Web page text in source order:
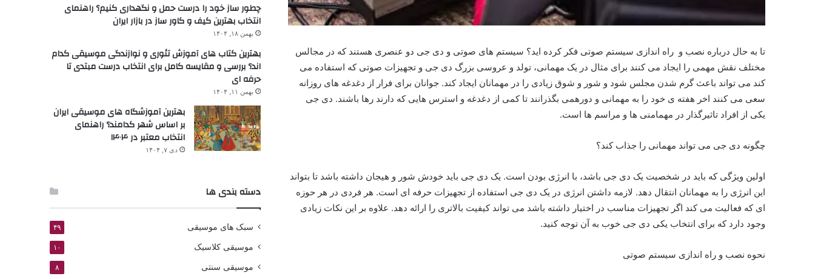
تا به حال درباره نصب و راه اندازی سیستم صوتی فکر کرده اید؟ سیستم های صوتی و دی جی دو عنصری هستند که در مجالس
مختلف نقش مهمی را ایجاد می کنند برای مثال در یک مهمانی، تولد و عروسی بزرگ دی جی و تجهیزات صوتی که استفاده می
کند می تواند باعث گرم شدن مجلس شود و شور و شوق زیادی را در مهمانان ایجاد کند. جوانان برای فرار از دغدغه های روزانه
سعی می کنند اخر هفته ی خود را به مهمانی و دورهمی بگذرانند تا کمی از دغدغه و استرس هایی که دارند رها باشند. دی جی
یکی از افراد تاثیرگذار در مهمامنی ها و مراسم ها است.
چگونه دی جی می تواند مهمانی را جذاب کند؟
اولین ویژگی که باید در شخصیت یک دی جی باشد، با انرژی بودن است. یک دی جی باید خودش شور و هیجان داشته باشد تا بتواند
این انرژی را به مهمانان انتقال دهد. لازمه داشتن انرژی در یک دی جی استفاده از تجهیزات حرفه ای است. هر فردی در هر حوزه
ای که فعالیت می کند اگر تجهیزات مناسب در اختیار داشته باشد می تواند کیفیت بالاتری را ارائه دهد. علاوه بر این نکات زیادی
وجود دارد که برای انتخاب یکی دی جی خوب به آن توجه کنید.
نحوه نصب و راه اندازی سیستم صوتی
چطور ساز خود را درست حمل و نگهداری کنیم؟ راهنمای
انتخاب بهترین کیف و کاور ساز در بازار ایران
بهمن ۱۸, ۱۴۰۴
بهترین کتاب های آموزش تئوری و نوازندگی موسیقی کدام
اند؟ بررسی و مقایسه کامل برای انتخاب درست مبتدی تا
حرفه ای
بهمن ۱۱, ۱۴۰۴
بهترین آموزشگاه های موسیقی ایران
بر اساس شهر کدامند؟ راهنمای
انتخاب معتبر در ۱۴۰۴
دی ۷, ۱۴۰۴
دسته بندی ها
سبک های موسیقی ۴۹
موسیقی کلاسیک ۱۰
موسیقی سنتی ۸